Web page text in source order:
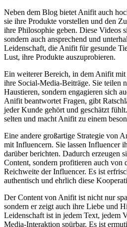
Neben dem Blog bietet Anifit auch
sie ihre Produkte vorstellen und den
ihre Philosophie geben. Diese Videos
sondern auch ansprechend und
Leidenschaft, die Anifit für gesunde
Lust, ihre Produkte auszuprobieren.
Ein weiterer Bereich, in dem Anifit
ihre Social-Media-Beiträge. Sie teilen
Haustieren, sondern engagieren sich
Anifit beantwortet Fragen, gibt
jeder Kunde gehört und geschätzt
selten und macht Anifit zu einem
Eine andere großartige Strategie von
mit Influencern. Sie lassen Influencer
darüber berichten. Dadurch erzeugen
Content, sondern profitieren auch von
Reichweite der Influencer. Es ist
authentisch und ehrlich diese
Der Content von Anifit ist nicht nur
sondern er zeigt auch ihre Liebe und
Leidenschaft ist in jedem Text, jedem
Media-Interaktion spürbar. Es ist